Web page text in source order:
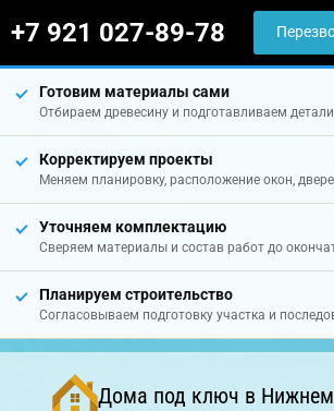
+7 921 027-89-78
Готовим материалы сами
Отбираем древесину и подготавливаем
Корректируем проекты
Меняем планировку, расположение окон,
Уточняем комплектацию
Сверяем материалы и состав работ до
Планируем строительство
Согласовываем подготовку участка и
Дома под ключ в Нижнем